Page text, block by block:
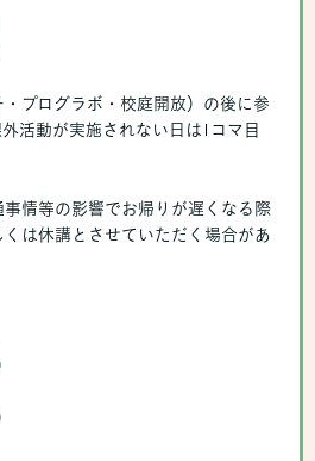
プログラボ・校庭開放）の後に参
活動が実施されない日は1コマ目
情等の影響でお帰りが遅くなる際
は休講とさせていただく場合があ